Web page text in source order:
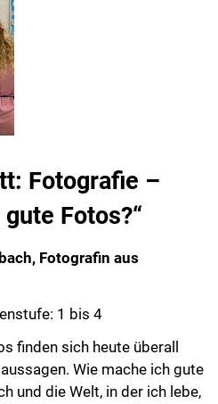
Fotografie –
Fotos?“
Fotografin aus
1 bis 4
finden sich heute überall
Wie mache ich gute
und die Welt, in der ich lebe,